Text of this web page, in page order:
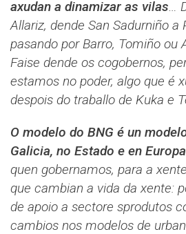
axudan a dinamizar as vilas…
Allariz, dende San Sadurniño a
pasando por Barro, Tomiño ou
Faise dende os cogobernos,
estamos no poder, algo que é
despois do traballo de Kuka e
O modelo do BNG é un
Galicia, no Estado e en
quen gobernamos, para a
que cambian a vida da xente:
de apoio a sectore sprodutos
cambios nos modelos de